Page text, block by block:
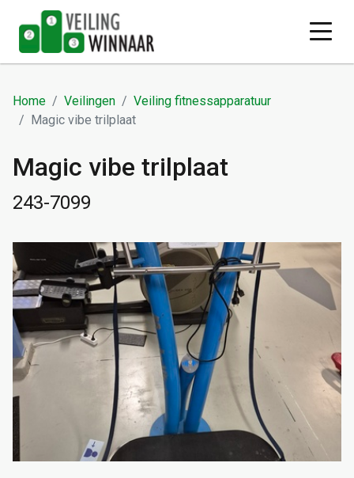
Home Veilingen
Veiling fitnessapparatuur
Magic vibe trilplaat
Magic vibe trilplaat
243-7099